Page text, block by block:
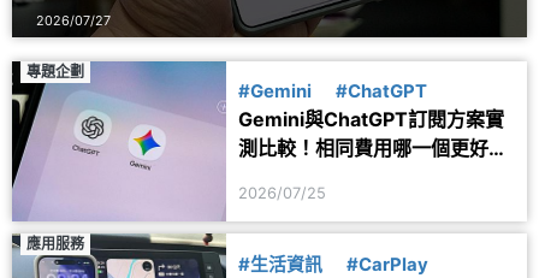
2026/07/27
專題企劃
#Gemini #ChatGPT
Gemini與ChatGPT訂閱方案實
測比較！相同費用哪一個更好
2026/07/25
應用服務
#生活資訊 #CarPlay